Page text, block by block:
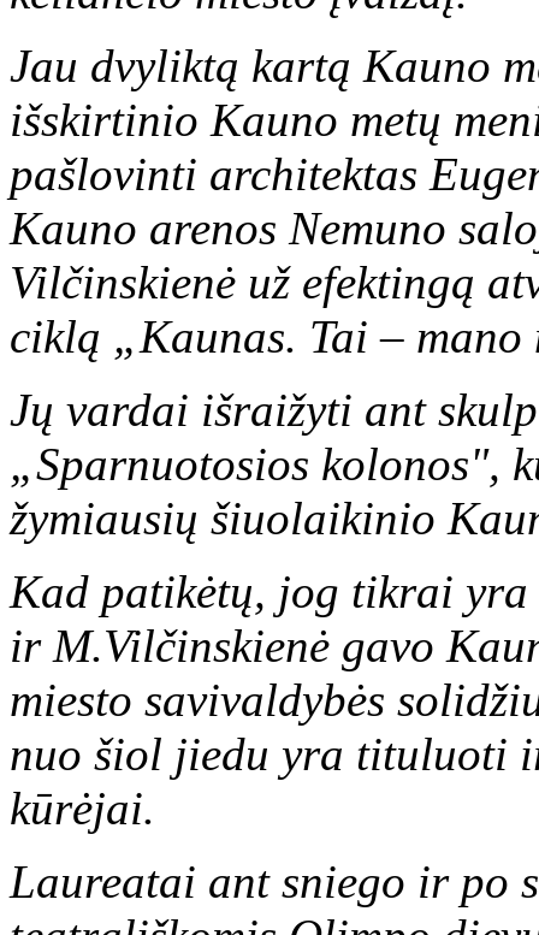
Jau dvyliktą kartą Kauno
išskirtinio Kauno metų
pašlovinti architektas
Kauno arenos Nemuno
Vilčinskienė už efektingą
ciklą „Kaunas. Tai –
Jų vardai išraižyti ant
„Sparnuotosios kolonos",
žymiausių šiuolaikinio
Kad patikėtų, jog tikrai
ir M.Vilčinskienė gavo
miesto savivaldybės
nuo šiol jiedu yra tituluoti
kūrėjai.
Laureatai ant sniego ir po